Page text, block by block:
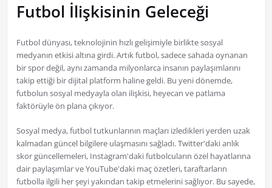
Futbol İlişkisinin Geleceği
Futbol dünyası, teknolojinin hızlı gelişimiyle birlikte sosyal
medyanın etkisi altına girdi. Artık futbol, sadece sahada oynanan
bir spor değil, aynı zamanda milyonlarca insanın paylaşımlarını
takip ettiği bir dijital platform haline geldi. Bu yeni dönemde,
futbolun sosyal medyayla olan ilişkisi, heyecan ve patlama
faktörüyle ön plana çıkıyor.
Sosyal medya, futbol tutkunlarının maçları izledikleri yerden uzak
kalmadan güncel bilgilere ulaşmasını sağladı. Twitter'daki anlık
skor güncellemeleri, Instagram'daki futbolcuların özel hayatlarına
dair paylaşımlar ve YouTube'daki maç özetleri, taraftarların
futbolla ilgili her şeyi yakından takip etmelerini sağlıyor. Bu sayede,